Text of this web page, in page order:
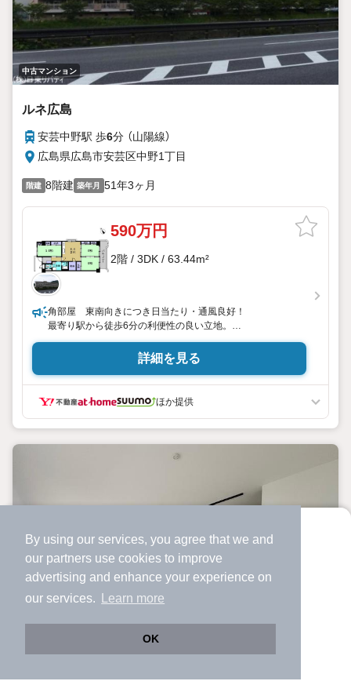
By using our services, you agree that we and
our partners use cookies to improve
advertising and enhance your experience on
our services.
Learn more
OK
より使いやすくなった
アプリで物件探ししませんか？
サクサク動く地図で物件検索
中古マンション
ルネ広島
安芸中野駅 歩6分 （山陽線）
広島県広島市安芸区中野1丁目
階建 8階建 築年月 51年3ヶ月
590万円
2階 / 3DK / 63.44m²
角部屋 東南向きにつき日当たり・通風良好！
最寄り駅から徒歩6分の利便性の良い立地。
収納スペースとして1階に専用トランクルーム有。
住まいの事ならマツダスタジアム近くの日東リバティへ!!チラ
シやネット広告に載っていない物件もご紹介できます。広島
市内はもちろん廿日市から呉・東広島まで6000物件の豊富な
「住まいを通じた出逢いを大切に」をモットーに、創業以来多
くのお客様に信頼と信用を頂き、広島県下でも有数の不動産
れからもこの精神を大切に、お客様へのサポートをさせて頂
きます。
株式会社日東リバティ
〒732-0818
広島市南区段原日出2丁目2-22-2F
詳細を見る
ほか提供